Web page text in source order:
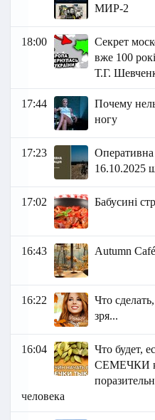
МИР-2
18:00
Секрет
вже 100
Т.Г.
17:44
Почему
ногу
17:23
Оперативна
16.10.2025
17:02 Бабусині
16:43 Autumn
16:22
Что
зря...
16:04
Что будет,
СЕМЕЧКИ
человека